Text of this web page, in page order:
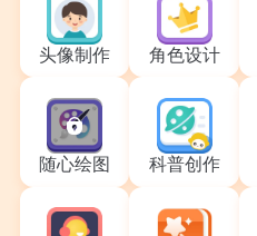
头像制作 角色设计
随心绘图 科普创作